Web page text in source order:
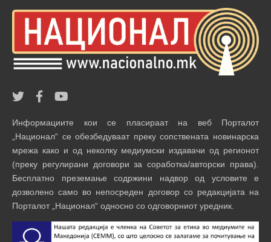
Информациите кои се пласираат на веб Порталот
„Национал“ се обезбедуваат преку сопствената новинарска
мрежа како и од неколку медиумски издавачи од регионот
(преку регулирани договори за соработка/авторски права).
Бесплатно преземање содржини надвор од условите е
дозволено само во непосреден договор со редакцијата на
Порталот „Национал“ односно со одговорниот уредник.